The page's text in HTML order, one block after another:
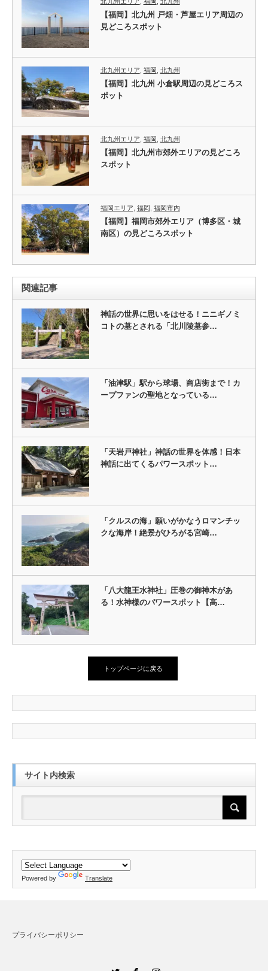
【福岡】北九州 戸畑・芦屋エリア周辺の
見どころスポット
北九州エリア 福岡 北九州
【福岡】北九州 小倉駅周辺の見どころス
ポット
北九州エリア 福岡 北九州
【福岡】北九州市郊外エリアの見どころ
スポット
福岡エリア, 福岡 , 福岡市内
【福岡】福岡市郊外エリア（博多区・城
南区）の見どころスポット
関連記事
神話の世界に思いをはせる！ニニギノミ
コトの墓とされる「北川陵墓参…
「油津駅」駅から球場、商店街まで！カ
ープファンの聖地となっている…
「天岩戸神社」神話の世界を体感！日本
神話に出てくるパワースポット…
「クルスの海」願いがかなうロマンチッ
クな海岸！絶景がひろがる宮崎…
「八大龍王水神社」圧巻の御神木があ
る！水神様のパワースポット【高…
トップページに戻る
サイト内検索
Powered by Translate
プライバシーポリシー